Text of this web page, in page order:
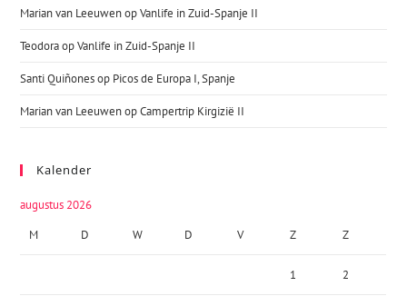
Marian van LeeuwenopVanlife in Zuid-Spanje II
TeodoraopVanlife in Zuid-Spanje II
Santi Quiñonesop Picos de Europa I, Spanje
Marian van LeeuwenopCampertrip Kirgizië II
Kalender
augustus 2026
M
D W D V Z Z
1 2